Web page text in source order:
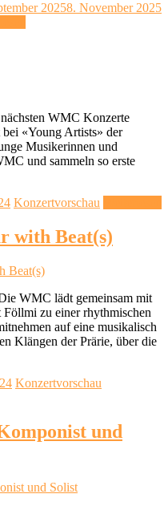
20258. November 2025
WMC Konzerte
«Young Artists» der
Musikerinnen und
und sammeln so erste
Konzertvorschau
with Beat(s)
WMC lädt gemeinsam mit
Föllmi zu einer rhythmischen
auf eine musikalisch
Klängen der Prärie, über die
Konzertvorschau
und